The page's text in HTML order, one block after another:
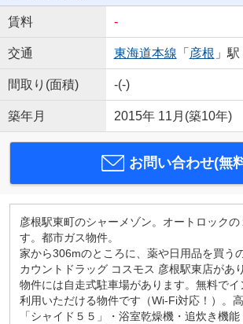
賃料 -
交通 東海道本線 「 彦根 」
間取り(面積) -(-)
築年月 2015年 11月(築10年)
お問い合わせ(無
彦根駅東町のシャーメゾン。オートロック
す。都市ガス物件。
家から306mのところに、薬や日用品を買う
カウントドラッグ コスモス 彦根駅東店があ
物件には自走式駐車場があります。無料で
利用いただける物件です（Wi-Fi対応！）。
「シャイド５５」・浴室乾燥機・追炊き機